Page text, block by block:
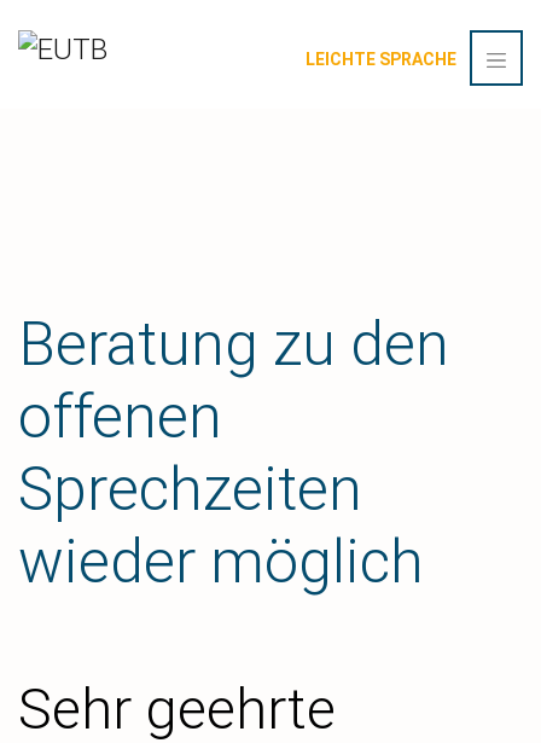
LEICHTE SPRACHE
Beratung zu den
offenen
Sprechzeiten
wieder möglich
Sehr geehrte